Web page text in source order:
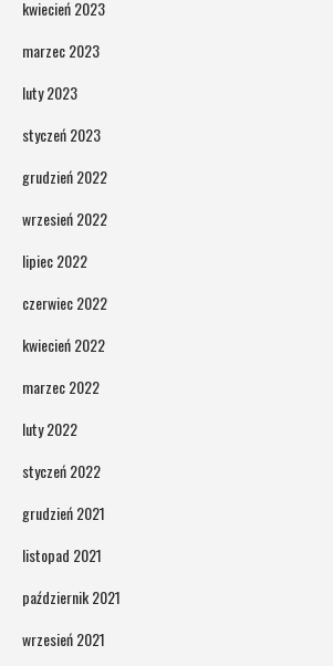
kwiecień 2023
marzec 2023
luty 2023
styczeń 2023
grudzień 2022
wrzesień 2022
lipiec 2022
czerwiec 2022
kwiecień 2022
marzec 2022
luty 2022
styczeń 2022
grudzień 2021
listopad 2021
październik 2021
wrzesień 2021